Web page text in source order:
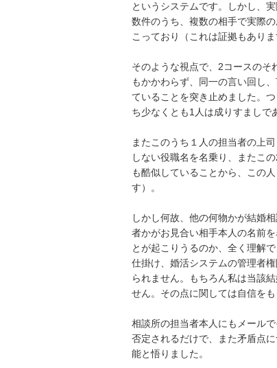
というシステムです。しかし、
数件のうち、複数の相手で実際
こっており（これは証拠もあり
そのような視点で、2コースのそ
もかかわらず、同一の言い回し
ていることを突き止めました。
ち少なくとも1人は成りすましで
またこのうち１人の担当者の上
しない役職名を名乗り、またこ
も酷似していることから、この
す）。
しかし何故、他の何物かが結婚
者かがお見合い相手本人の名前
とが起こりうるのか、全く理解
仕掛け、婚活システムの管理者
られません。もちろん私は当該
せん。その点に関しては自信をも
相談所の担当者本人にもメール
否定されるだけで、また矛盾点
能と悟りました。